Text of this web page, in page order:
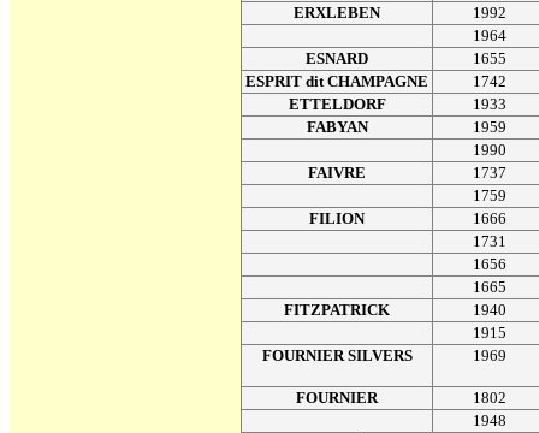
ERXLEBEN
1992
1964
ESNARD
1655
ESPRIT dit CHAMPAGNE
1742
ETTELDORF
1933
FABYAN
1959
1990
FAIVRE
1737
1759
FILION
1666
1731
1656
1665
FITZPATRICK
1940
1915
FOURNIER SILVERS
1969
FOURNIER
1802
1948